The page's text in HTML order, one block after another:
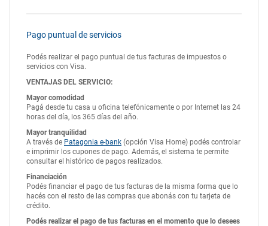
Pago puntual de servicios
Podés realizar el pago puntual de tus facturas de impuestos o
servicios con Visa.
VENTAJAS DEL SERVICIO:
Mayor comodidad
Pagá desde tu casa u oficina telefónicamente o por Internet las 24
horas del día, los 365 días del año.
Mayor tranquilidad
A través de Patagonia e-bank (opción Visa Home) podés controlar
e imprimir los cupones de pago. Además, el sistema te permite
consultar el histórico de pagos realizados.
Financiación
Podés financiar el pago de tus facturas de la misma forma que lo
hacés con el resto de las compras que abonás con tu tarjeta de
crédito.
Podés realizar el pago de tus facturas en el momento que lo desees